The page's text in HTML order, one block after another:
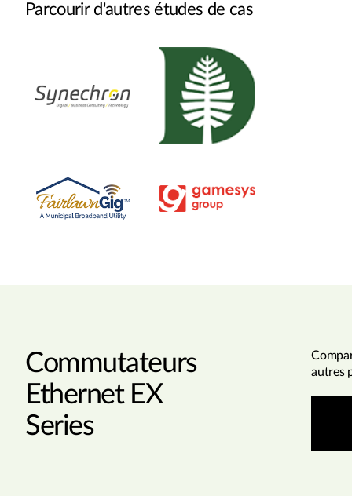
Parcourir d'autres études de cas
Commutateurs
Ethernet EX
Series
autres